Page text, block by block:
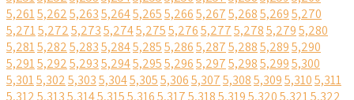
5,2615,2625,2635,2645,2655,2665,2675,2685,2695,270
5,2715,2725,2735,2745,2755,2765,2775,2785,2795,280
5,2815,2825,2835,2845,2855,2865,2875,2885,2895,290
5,2915,2925,2935,2945,2955,2965,2975,2985,2995,300
5,3015,3025,3035,3045,3055,3065,3075,3085,3095,3105,311